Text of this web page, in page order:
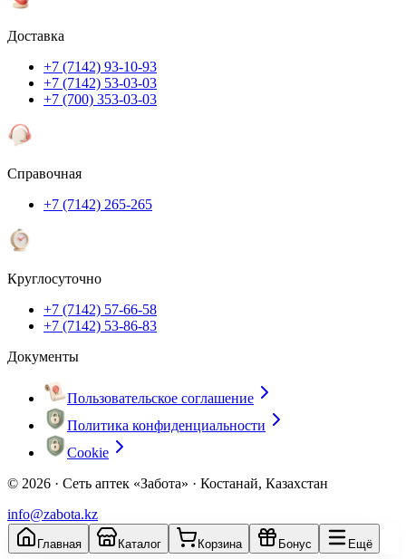
Доставка
+7 (7142) 93-10-93
+7 (7142) 53-03-03
+7 (700) 353-03-03
Справочная
+7 (7142) 265-265
Круглосуточно
+7 (7142) 57-66-58
+7 (7142) 53-86-83
Документы
Пользовательское соглашение
Политика конфиденциальности
Cookie
© 2026 · Сеть аптек «Забота» · Костанай, Казахстан
info@zabota.kz
Главная Каталог Корзина Бонус Ещё